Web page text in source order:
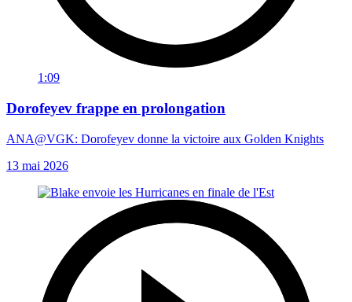
1:09
Dorofeyev frappe en prolongation
ANA@VGK: Dorofeyev donne la victoire aux Golden Knights
13 mai 2026